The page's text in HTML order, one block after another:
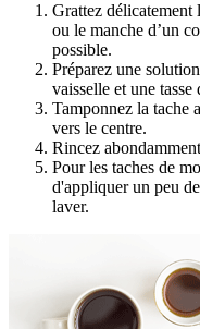
Grattez délicatement
ou le manche d’un
possible.
Préparez une
vaisselle et une tasse
Tamponnez la tache
vers le centre.
Rincez
Pour les taches de
d'appliquer un peu
laver.